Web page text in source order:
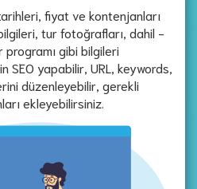
fiyat ve kontenjanları
tur fotoğrafları, dahil -
gibi bilgileri
SEO yapabilir, URL, keywords,
düzenleyebilir, gerekli
ekleyebilirsiniz.